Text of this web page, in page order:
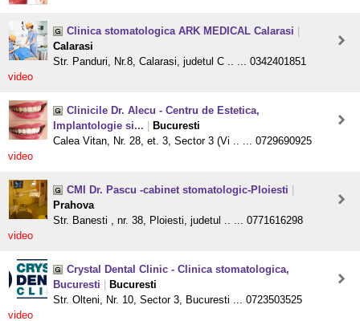
Clinica stomatologica ARK MEDICAL Calarasi
Calarasi
Str. Panduri, Nr.8, Calarasi, judetul C .. ... 0342401851
video
Clinicile Dr. Alecu - Centru de Estetica,
Implantologie si...
Bucuresti
Calea Vitan, Nr. 28, et. 3, Sector 3 (Vi .. ... 0729690925
video
CMI Dr. Pascu -cabinet stomatologic-Ploiesti
Prahova
Str. Banesti , nr. 38, Ploiesti, judetul .. ... 0771616298
video
Crystal Dental Clinic - Clinica stomatologica,
Bucuresti
Bucuresti
Str. Olteni, Nr. 10, Sector 3, Bucuresti ... 0723503525
video